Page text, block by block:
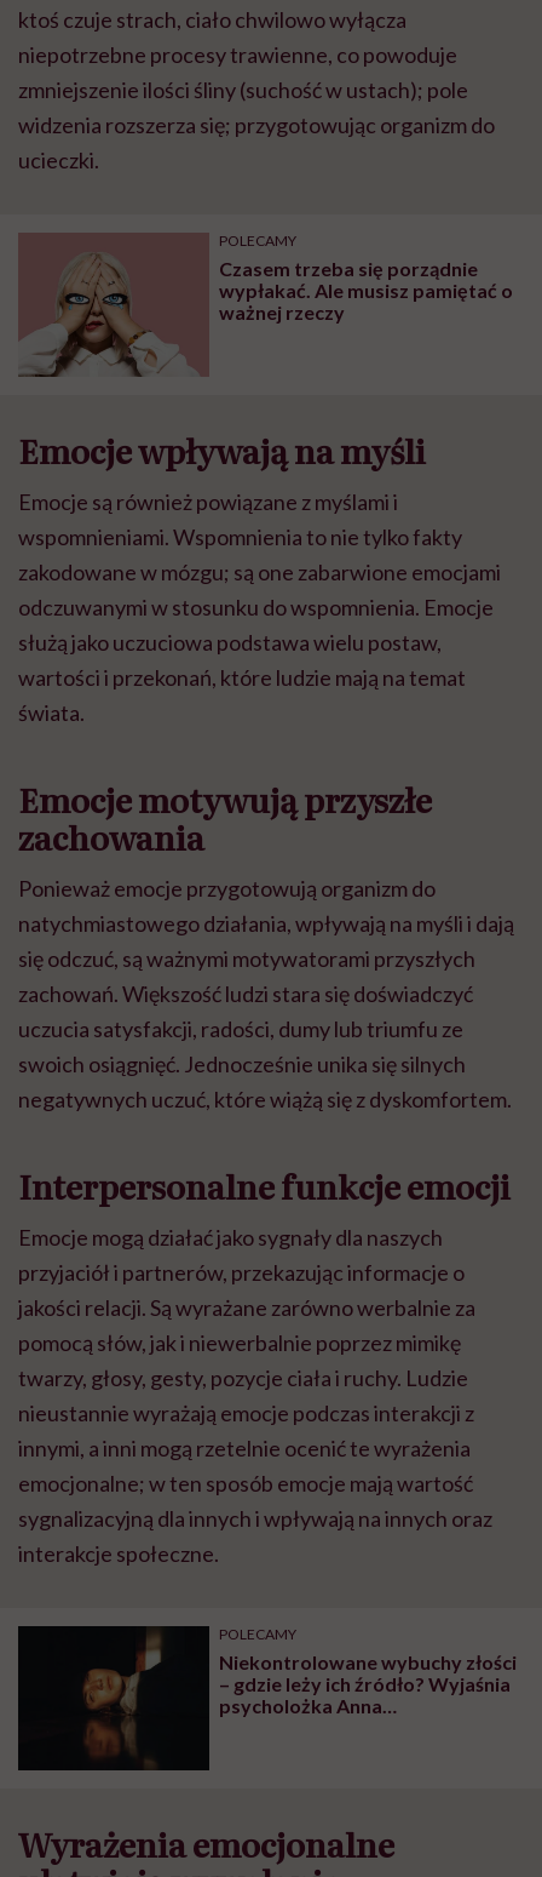
ktoś czuje strach, ciało chwilowo wyłącza
niepotrzebne procesy trawienne, co powoduje
zmniejszenie ilości śliny (suchość w ustach); pole
widzenia rozszerza się; przygotowując organizm do
ucieczki.
POLECAMY
Czasem trzeba się porządnie
wypłakać. Ale musisz pamiętać o
ważnej rzeczy
Emocje wpływają na myśli
Emocje są również powiązane z myślami i
wspomnieniami. Wspomnienia to nie tylko fakty
zakodowane w mózgu; są one zabarwione emocjami
odczuwanymi w stosunku do wspomnienia. Emocje
służą jako uczuciowa podstawa wielu postaw,
wartości i przekonań, które ludzie mają na temat
świata.
Emocje motywują przyszłe
zachowania
Ponieważ emocje przygotowują organizm do
natychmiastowego działania, wpływają na myśli i dają
się odczuć, są ważnymi motywatorami przyszłych
zachowań. Większość ludzi stara się doświadczyć
uczucia satysfakcji, radości, dumy lub triumfu ze
swoich osiągnięć. Jednocześnie unika się silnych
negatywnych uczuć, które wiążą się z dyskomfortem.
Interpersonalne funkcje emocji
Emocje mogą działać jako sygnały dla naszych
przyjaciół i partnerów, przekazując informacje o
jakości relacji. Są wyrażane zarówno werbalnie za
pomocą słów, jak i niewerbalnie poprzez mimikę
twarzy, głosy, gesty, pozycje ciała i ruchy. Ludzie
nieustannie wyrażają emocje podczas interakcji z
innymi, a inni mogą rzetelnie ocenić te wyrażenia
emocjonalne; w ten sposób emocje mają wartość
sygnalizacyjną dla innych i wpływają na innych oraz
interakcje społeczne.
POLECAMY
Niekontrolowane wybuchy złości
– gdzie leży ich źródło? Wyjaśnia
psycholożka Anna
Wyrażenia emocjonalne